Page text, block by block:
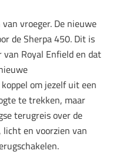
vroeger. De nieuwe
de Sherpa 450. Dit is
Royal Enfield en dat
om jezelf uit een
te trekken, maar
terugreis over de
licht en voorzien van